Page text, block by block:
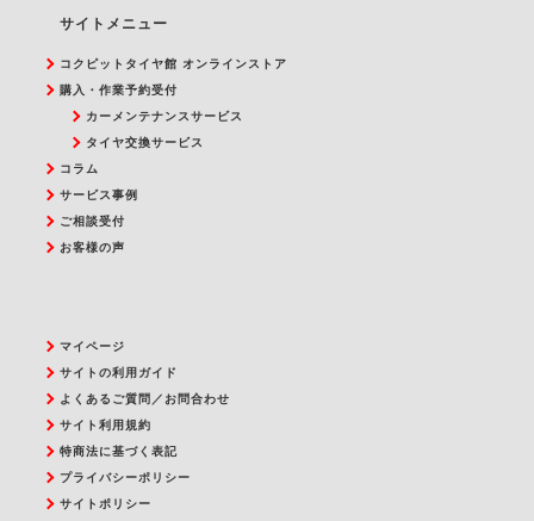
サイトメニュー
コクピットタイヤ館 オンラインストア
購入・作業予約受付
カーメンテナンスサービス
タイヤ交換サービス
コラム
サービス事例
ご相談受付
お客様の声
マイページ
サイトの利用ガイド
よくあるご質問／お問合わせ
サイト利用規約
特商法に基づく表記
プライバシーポリシー
サイトポリシー